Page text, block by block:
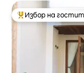
Най-популярен
Избор на